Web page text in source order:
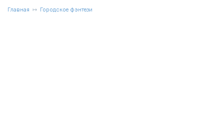
Главная Городское фэнтези